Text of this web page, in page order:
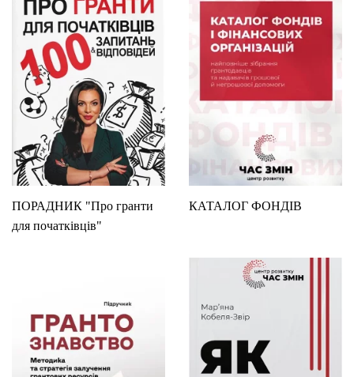
ПОРАДНИК "Про гранти
для початківців"
КАТАЛОГ ФОНДІВ